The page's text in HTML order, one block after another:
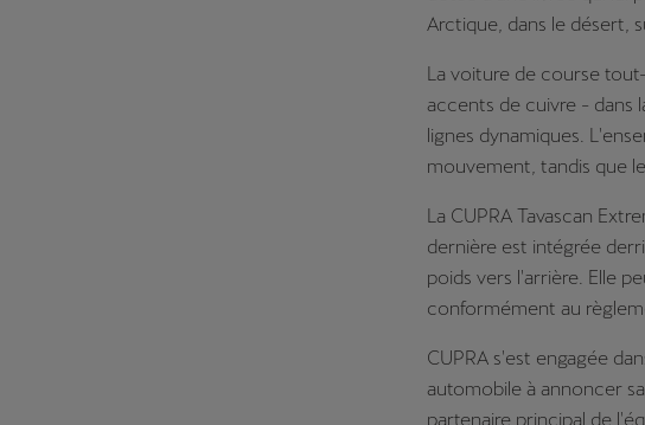
Arctique, dans le désert,
La voiture de course
accents de cuivre - dans
lignes dynamiques.
mouvement, tandis que
La CUPRA Tavascan
dernière est intégrée
poids vers l'arrière. Elle
conformément au
CUPRA s'est engagée
automobile à annoncer
partenaire principal de